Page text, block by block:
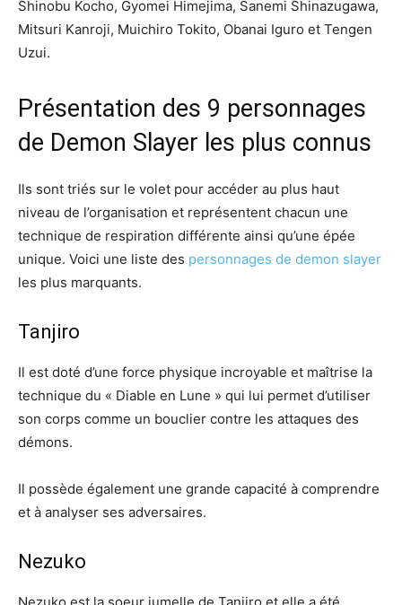
Shinobu Kocho, Gyomei Himejima, Sanemi Shinazugawa,
Mitsuri Kanroji, Muichiro Tokito, Obanai Iguro et Tengen
Uzui.
Présentation des 9 personnages
de Demon Slayer les plus connus
Ils sont triés sur le volet pour accéder au plus haut
niveau de l’organisation et représentent chacun une
technique de respiration différente ainsi qu’une épée
unique. Voici une liste des personnages de demon slayer
les plus marquants.
Tanjiro
Il est doté d’une force physique incroyable et maîtrise la
technique du « Diable en Lune » qui lui permet d’utiliser
son corps comme un bouclier contre les attaques des
démons.
Il possède également une grande capacité à comprendre
et à analyser ses adversaires.
Nezuko